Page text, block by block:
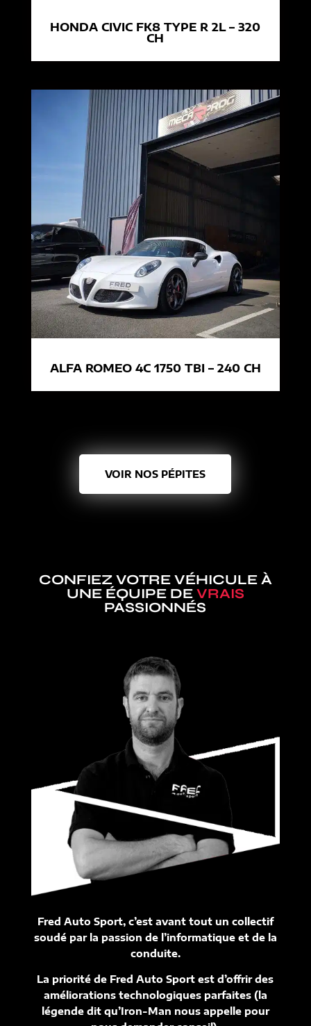
HONDA CIVIC FK8 TYPE R 2L – 320
CH
ALFA ROMEO 4C 1750 TBI – 240 CH
VOIR NOS PÉPITES
CONFIEZ VOTRE VÉHICULE À
UNE ÉQUIPE DE VRAIS
PASSIONNÉS
Fred Auto Sport, c’est avant tout un collectif
soudé par la passion de l’informatique et de la
conduite.
La priorité de Fred Auto Sport est d’offrir des
améliorations technologiques parfaites (la
légende dit qu’Iron-Man nous appelle pour